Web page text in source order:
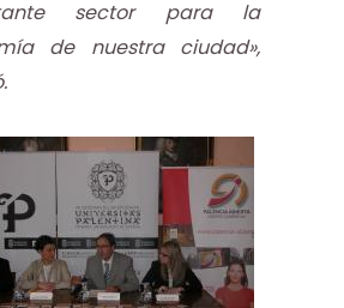
sector para la
de nuestra ciudad»,